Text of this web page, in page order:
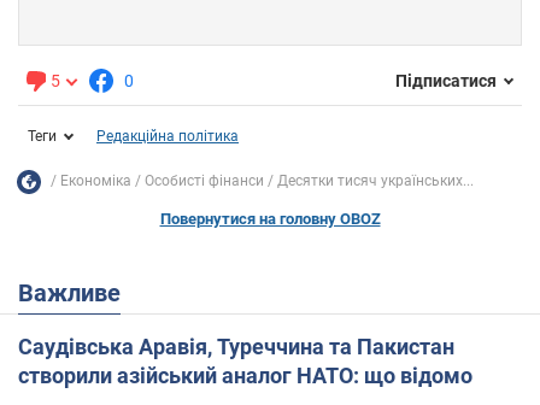
5 0 Підписатися
Теги Редакційна політика
Економіка Особисті фінанси Десятки тисяч українських...
Повернутися на головну OBOZ
Важливе
Саудівська Аравія, Туреччина та Пакистан
створили азійський аналог НАТО: що відомо